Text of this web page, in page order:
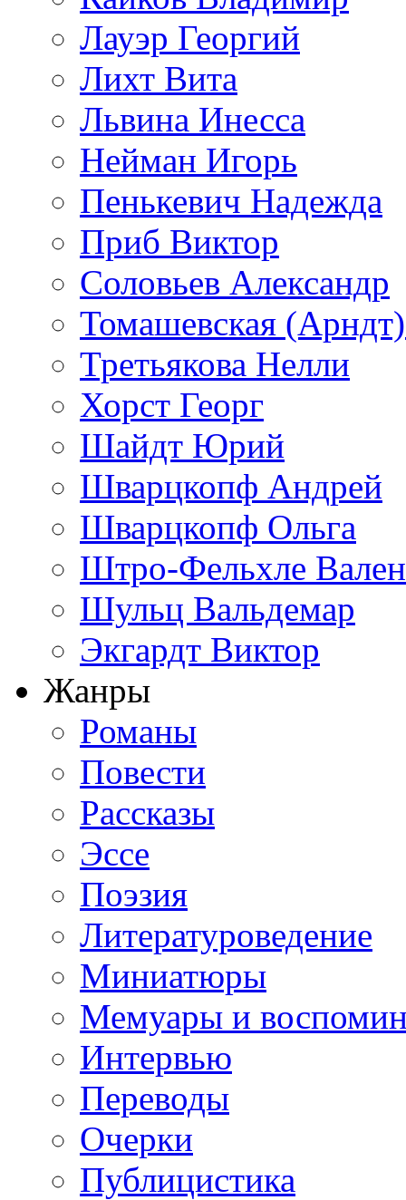
Лауэр Георгий
Лихт Вита
Львина Инесса
Нейман Игорь
Пенькевич Надежда
Приб Виктор
Соловьев Александр
Томашевская
Третьякова Нелли
Хорст Георг
Шайдт Юрий
Шварцкопф Андрей
Шварцкопф Ольга
Штро-Фельхле
Шульц Вальдемар
Экгардт Виктор
Жанры
Романы
Повести
Рассказы
Эссе
Поэзия
Литературоведение
Миниатюры
Мемуары и
Интервью
Переводы
Очерки
Публицистика